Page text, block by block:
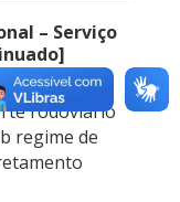
– Serviço
para a
rodoviário
regime de